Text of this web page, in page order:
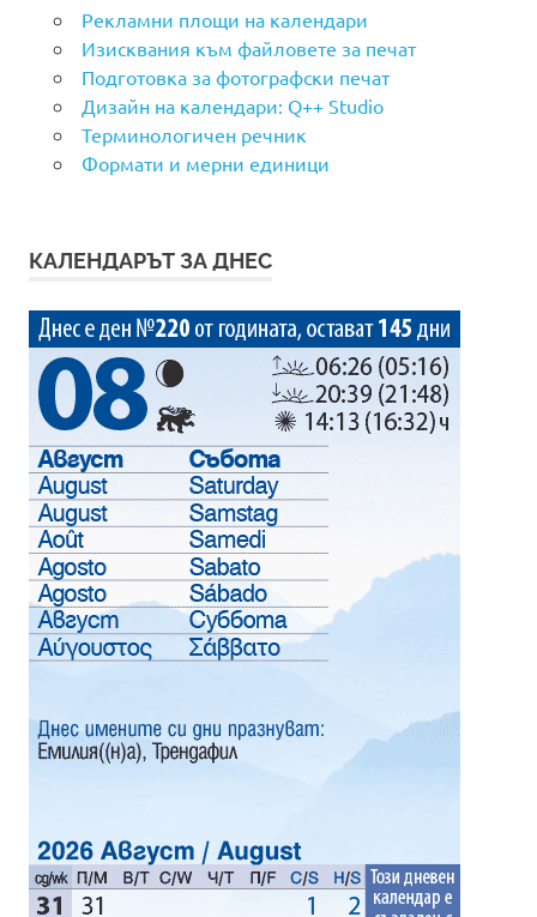
Рекламни площи на календари
Изисквания към файловете за печат
Подготовка за фотографски печат
Дизайн на календари: Q++ Studio
Терминологичен речник
Формати и мерни единици
КАЛЕНДАРЪТ ЗА ДНЕС